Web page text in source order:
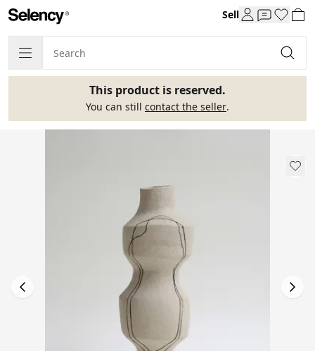
Sell
This product is reserved.
You can still contact the seller.